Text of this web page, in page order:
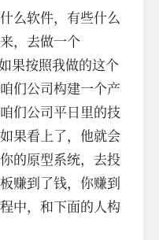
么软件，有些什么
，去做一个
果按照我做的这个
们公司构建一个产
们公司平日里的技
果看上了，他就会
的原型系统，去投
赚到了钱，你赚到
中，和下面的人构